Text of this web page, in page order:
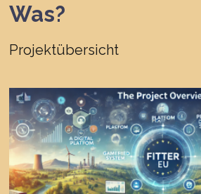
Was?
Projektübersicht